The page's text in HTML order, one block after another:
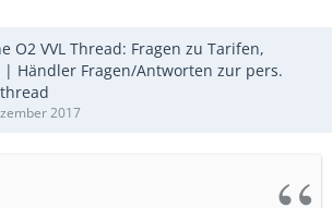
O2 VVL Thread: Fragen zu Tarifen,
Händler Fragen/Antworten zur pers.
2017